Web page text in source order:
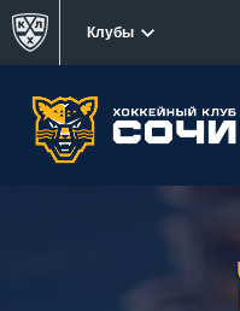
Клубы